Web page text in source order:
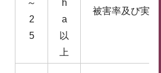
～
2
5
h
a
以
上
被害率及び実